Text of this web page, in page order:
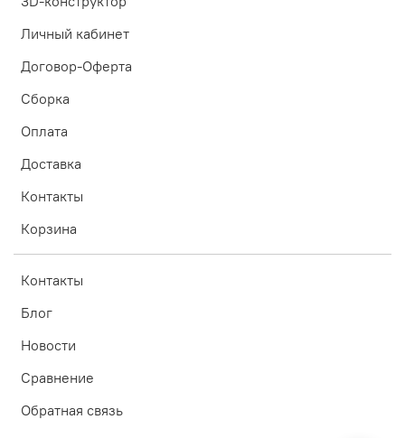
Личный кабинет
Договор-Оферта
Сборка
Оплата
Доставка
Контакты
Корзина
Контакты
Блог
Новости
Сравнение
Обратная связь